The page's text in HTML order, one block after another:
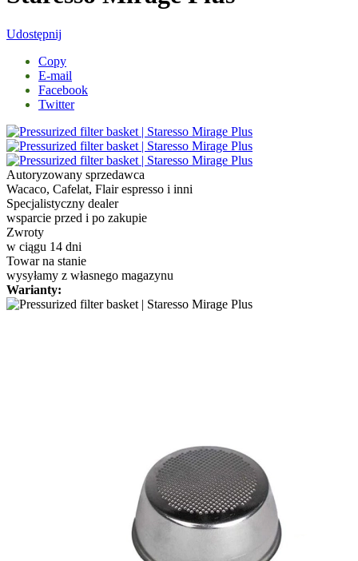
Udostępnij
Copy
E-mail
Facebook
Twitter
Autoryzowany sprzedawca
Wacaco, Cafelat, Flair espresso i inni
Specjalistyczny dealer
wsparcie przed i po zakupie
Zwroty
w ciągu 14 dni
Towar na stanie
wysyłamy z własnego magazynu
Warianty: